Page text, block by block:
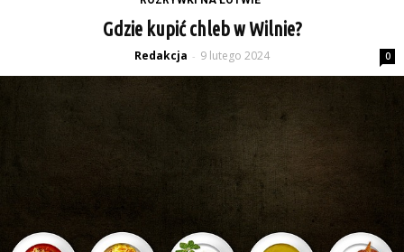
Gdzie kupić chleb w Wilnie?
Redakcja - 9 lutego 2024 0